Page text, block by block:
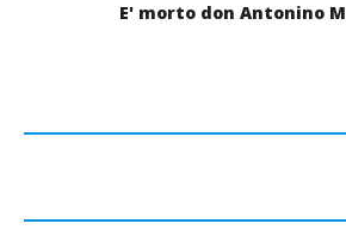
E' morto don Antonino